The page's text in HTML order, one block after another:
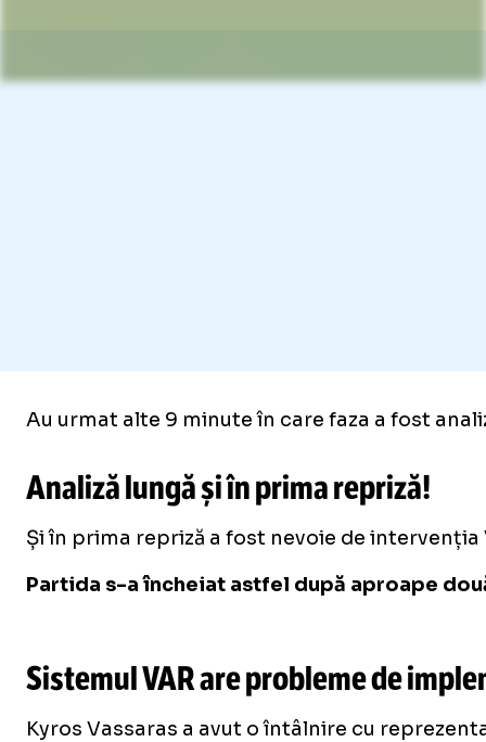
Au urmat alte 9 minute în care faza a fost
Analiză lungă și în prima repriză!
Și în prima repriză a fost nevoie de
Partida s-a încheiat astfel după aproape
Sistemul VAR are probleme de
Kyros Vassaras a avut o întâlnire cu